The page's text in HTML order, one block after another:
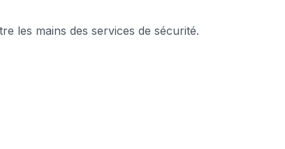
les mains des services de sécurité.